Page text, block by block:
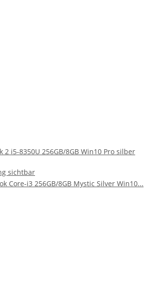
2 i5-8350U 256GB/8GB Win10 Pro silber
sichtbar